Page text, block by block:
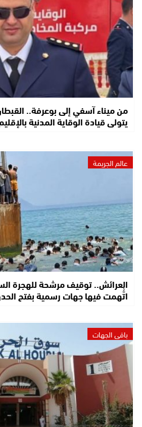
من ميناء آسفي إلى بوعرفة..
يتولى قيادة الوقاية المدنية
عالم الجريمة
العرائش.. توقيف مرشحة للهجرة
اتُّهمت فيها جهات رسمية بفتح
باقي الجهات